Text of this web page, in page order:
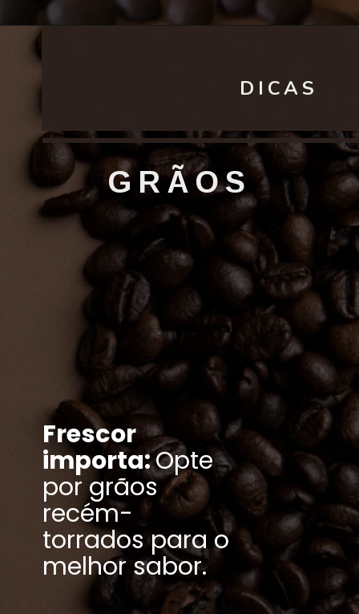
DICAS
GRÃOS
Frescor
importa:Opte
por grãos
recém-
torrados para o
melhor sabor.